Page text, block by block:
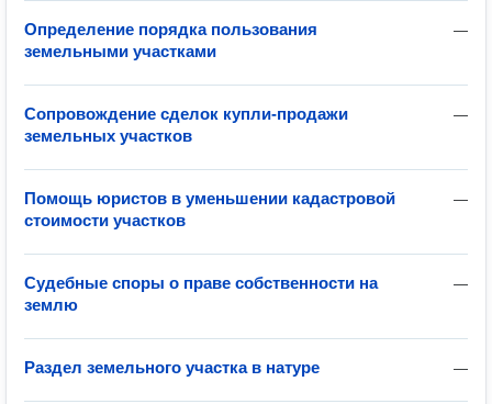
—
Определение порядка пользования
земельными участками
—
Сопровождение сделок купли-продажи
земельных участков
—
Помощь юристов в уменьшении кадастровой
стоимости участков
—
Судебные споры о праве собственности на
землю
—
Раздел земельного участка в натуре